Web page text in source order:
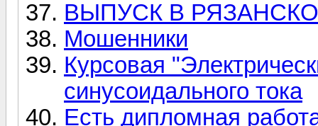
ВЫПУСК В
Мошенники
Курсовая
синусоидального тока
Есть дипломная